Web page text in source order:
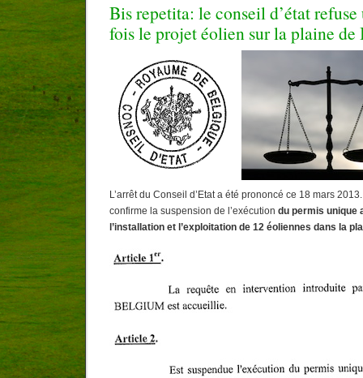
Bis repetita: le conseil d’état
fois le projet éolien sur la plaine de
L’arrêt du Conseil d’Etat a été prononcé ce 18 mars
confirme la suspension de l’exécution du permis unique
l’installation et l’exploitation de 12 éoliennes dans la